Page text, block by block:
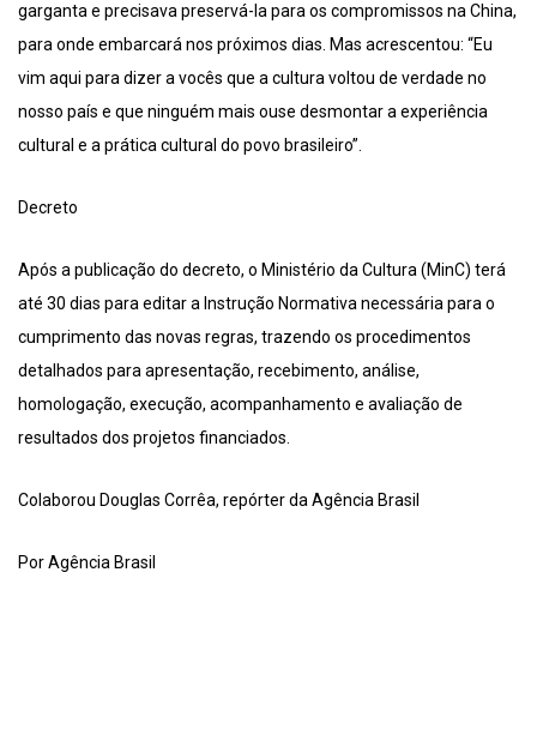
garganta e precisava preservá-la para os compromissos na China,
para onde embarcará nos próximos dias. Mas acrescentou: “Eu
vim aqui para dizer a vocês que a cultura voltou de verdade no
nosso país e que ninguém mais ouse desmontar a experiência
cultural e a prática cultural do povo brasileiro”.
Decreto
Após a publicação do decreto, o Ministério da Cultura (MinC) terá
até 30 dias para editar a Instrução Normativa necessária para o
cumprimento das novas regras, trazendo os procedimentos
detalhados para apresentação, recebimento, análise,
homologação, execução, acompanhamento e avaliação de
resultados dos projetos financiados.
Colaborou Douglas Corrêa, repórter da Agência Brasil
Por Agência Brasil